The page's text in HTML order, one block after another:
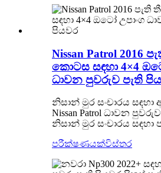
Nissan Patrol 2016
කොටස සඳහා 4×4
ධාවන පුවරුව පැති
නිසාන් මුර සංචාරය සඳහා
Nissan Patrol ධාවන
නිසාන් මුර සංචාරය සඳහා
පරීක්ෂණයක්විස්තර